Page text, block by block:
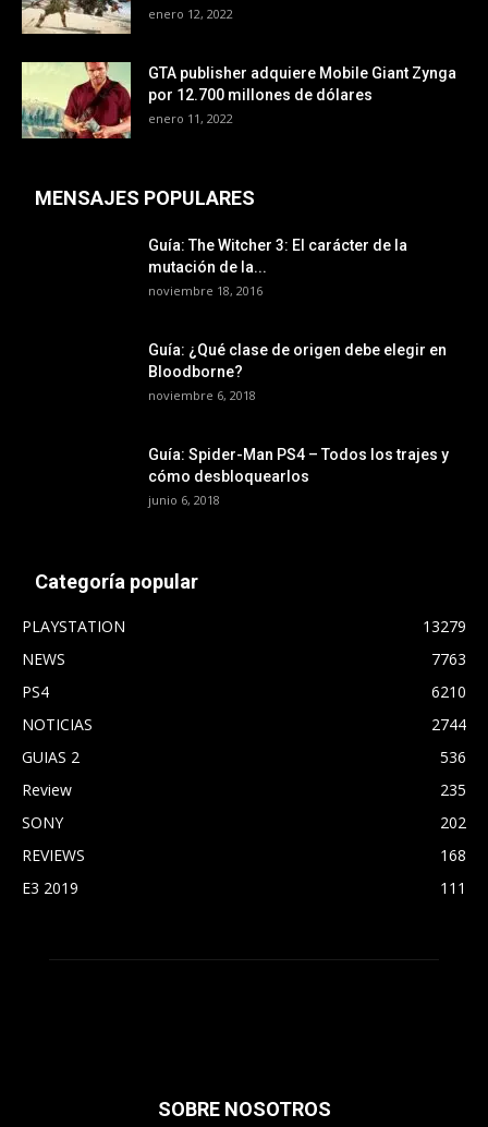
enero 12, 2022
GTA publisher adquiere Mobile Giant Zynga
por 12.700 millones de dólares
enero 11, 2022
MENSAJES POPULARES
Guía: The Witcher 3: El carácter de la
mutación de la...
noviembre 18, 2016
Guía: ¿Qué clase de origen debe elegir en
Bloodborne?
noviembre 6, 2018
Guía: Spider-Man PS4 – Todos los trajes y
cómo desbloquearlos
junio 6, 2018
Categoría popular
PLAYSTATION
13279
NEWS
7763
PS4
6210
NOTICIAS
2744
GUIAS 2
536
Review
235
SONY
202
REVIEWS
168
E3 2019
111
SOBRE NOSOTROS